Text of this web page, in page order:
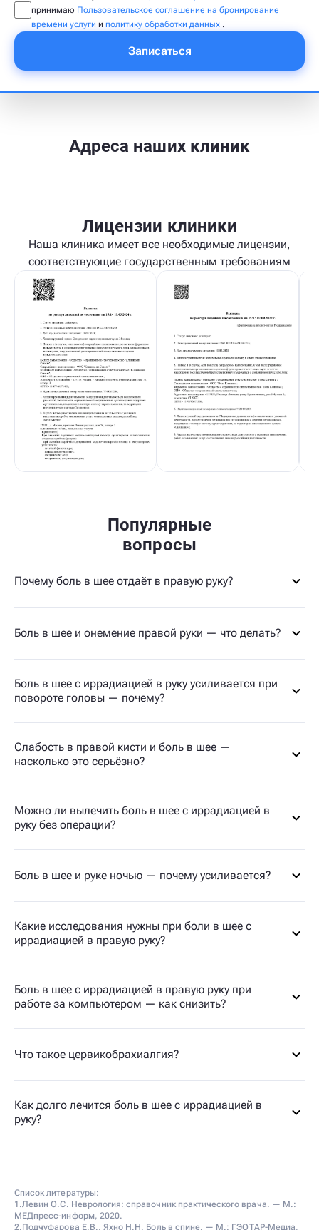
принимаю Пользовательское соглашение на бронирование
времени услуги и политику обработки данных .
Записаться
Адреса наших клиник
Лицензии клиники
Наша клиника имеет все необходимые лицензии,
соответствующие государственным требованиям
Популярные
вопросы
Почему боль в шее отдаёт в правую руку?
Боль в шее и онемение правой руки — что делать?
Боль в шее с иррадиацией в руку усиливается при
повороте головы — почему?
Слабость в правой кисти и боль в шее —
насколько это серьёзно?
Можно ли вылечить боль в шее с иррадиацией в
руку без операции?
Боль в шее и руке ночью — почему усиливается?
Какие исследования нужны при боли в шее с
иррадиацией в правую руку?
Боль в шее с иррадиацией в правую руку при
работе за компьютером — как снизить?
Что такое цервикобрахиалгия?
Как долго лечится боль в шее с иррадиацией в
руку?
Список литературы:
1.Левин О.С. Неврология: справочник практического врача. — М.:
МЕДпресс-информ, 2020.
2.Подчуфарова Е.В., Яхно Н.Н. Боль в спине. — М.: ГЭОТАР-Медиа,